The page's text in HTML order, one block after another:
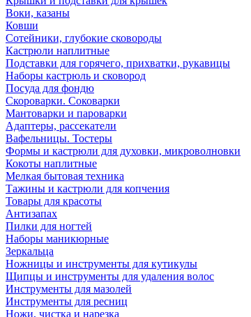
Воки, казаны
Ковши
Сотейники, глубокие сковороды
Кастрюли наплитные
Подставки для горячего, прихватки, рукавицы
Наборы кастрюль и сковород
Посуда для фондю
Скороварки. Соковарки
Мантоварки и пароварки
Адаптеры, рассекатели
Вафельницы. Тостеры
Формы и кастрюли для духовки, микроволновки
Кокоты наплитные
Мелкая бытовая техника
Тажины и кастрюли для копчения
Товары для красоты
Антизапах
Пилки для ногтей
Наборы маникюрные
Зеркальца
Ножницы и инструменты для кутикулы
Щипцы и инструменты для удаления волос
Инструменты для мазолей
Инструменты для ресниц
Ножи, чистка и нарезка